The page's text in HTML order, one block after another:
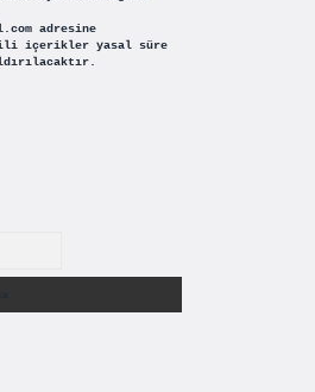
adresine
içerikler yasal süre